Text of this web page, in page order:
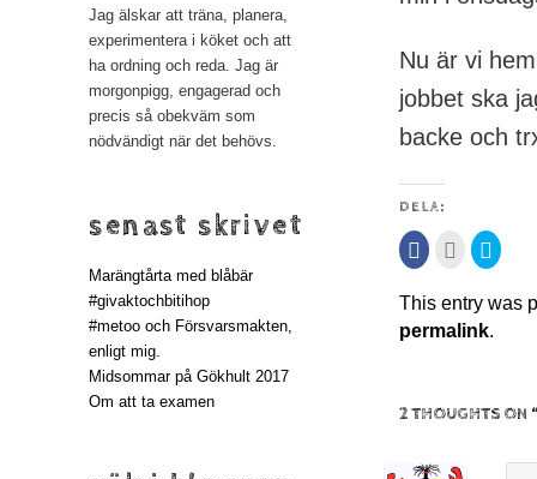
Nu är vi
jobbet ska
backe och
DELA:
Klicka
för
på
Facebook
(Öppnas
Klicka
för
detta
en
nytt
fönster)
Klicka
för
på
This entry was
permalink.
2 THOUGHTS ON
Jag älskar att träna, planera,
experimentera i köket och att
ha ordning och reda. Jag är
morgonpigg, engagerad och
precis så obekväm som
nödvändigt när det behövs.
senast skrivet
Marängtårta med blåbär
#givaktochbitihop
#metoo och Försvarsmakten,
enligt mig.
Midsommar på Gökhult 2017
Om att ta examen